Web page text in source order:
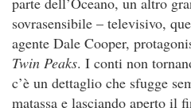
sovrasensibile – televisivo,
agente Dale Cooper,
Twin Peaks. I conti non
c’è un dettaglio che sfugge
matassa e lasciando aperto il